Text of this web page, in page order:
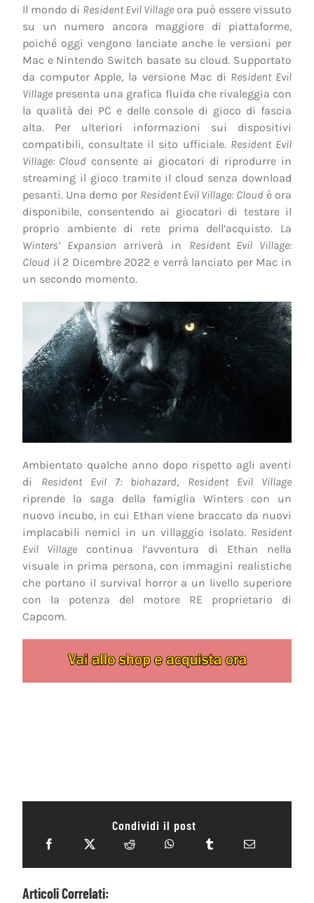
Il mondo di Resident Evil Village ora può essere vissuto
su un numero ancora maggiore di piattaforme,
poiché oggi vengono lanciate anche le versioni per
Mac e Nintendo Switch basate su cloud. Supportato
da computer Apple, la versione Mac di Resident Evil
Village presenta una grafica fluida che rivaleggia con
la qualità dei PC e delle console di gioco di fascia
alta. Per ulteriori informazioni sui dispositivi
compatibili, consultate il sito ufficiale. Resident Evil
Village: Cloud consente ai giocatori di riprodurre in
streaming il gioco tramite il cloud senza download
pesanti. Una demo per Resident Evil Village: Cloud è ora
disponibile, consentendo ai giocatori di testare il
proprio ambiente di rete prima dell’acquisto. La
Winters’ Expansion arriverà in Resident Evil Village:
Cloud il 2 Dicembre 2022 e verrà lanciato per Mac in
un secondo momento.
Ambientato qualche anno dopo rispetto agli aventi
di Resident Evil 7: biohazard, Resident Evil Village
riprende la saga della famiglia Winters con un
nuovo incubo, in cui Ethan viene braccato da nuovi
implacabili nemici in un villaggio isolato. Resident
Evil Village continua l’avventura di Ethan nella
visuale in prima persona, con immagini realistiche
che portano il survival horror a un livello superiore
con la potenza del motore RE proprietario di
Capcom.
Condividi il post
Articoli Correlati: